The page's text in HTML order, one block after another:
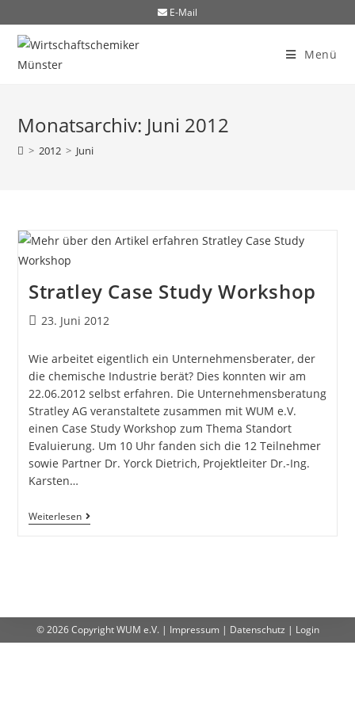
E-Mail
Menü
Monatsarchiv: Juni 2012
> 2012 > Juni
Stratley Case Study Workshop
23. Juni 2012
Wie arbeitet eigentlich ein Unternehmensberater, der
die chemische Industrie berät? Dies konnten wir am
22.06.2012 selbst erfahren. Die Unternehmensberatung
Stratley AG veranstaltete zusammen mit WUM e.V.
einen Case Study Workshop zum Thema Standort
Evaluierung. Um 10 Uhr fanden sich die 12 Teilnehmer
sowie Partner Dr. Yorck Dietrich, Projektleiter Dr.-Ing.
Karsten…
Weiterlesen
© 2026 CopyrightWUM e.V.| Impressum| Datenschutz | Login